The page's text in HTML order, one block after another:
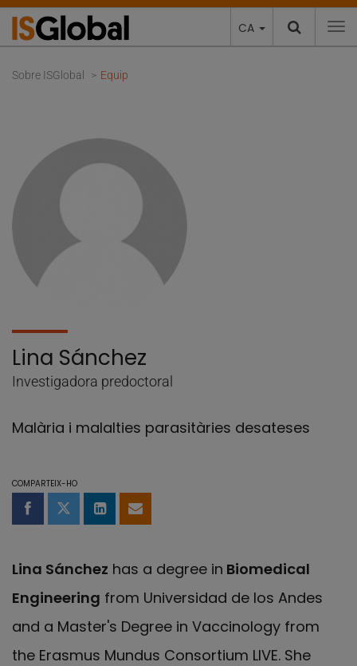
CA
Sobre ISGlobal Equip
Lina Sánchez
Investigadora predoctoral
Malària i malalties parasitàries desateses
COMPARTEIX-HO
Compartir a Facebook
Compartir a Twitter
Comparteix a LinkedIn
Comparteix per email
Lina Sánchez has a degree in Biomedical
Engineering from Universidad de los Andes
and a Master's Degree in Vaccinology from
the Erasmus Mundus Consortium LIVE. She